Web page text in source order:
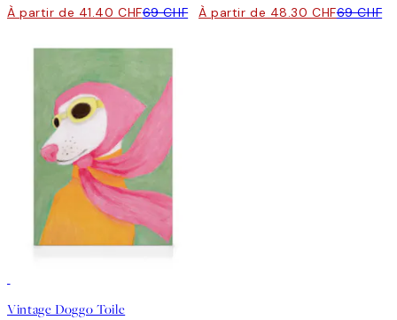
À partir de 41.40 CHF69 CHF À partir de 48.30 CHF69 CHF
Vintage Doggo Toile